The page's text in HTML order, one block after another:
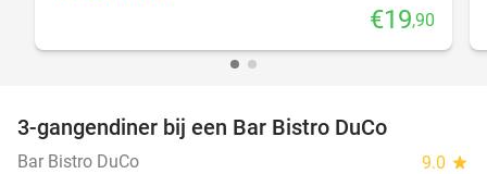
€19,90
3-gangendiner bij een Bar Bistro DuCo
Bar Bistro DuCo 9.0 star